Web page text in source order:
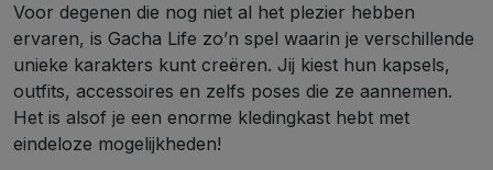
Voor degenen die nog niet al het plezier hebben
ervaren, is Gacha Life zo’n spel waarin je verschillende
unieke karakters kunt creëren. Jij kiest hun kapsels,
outfits, accessoires en zelfs poses die ze aannemen.
Het is alsof je een enorme kledingkast hebt met
eindeloze mogelijkheden!